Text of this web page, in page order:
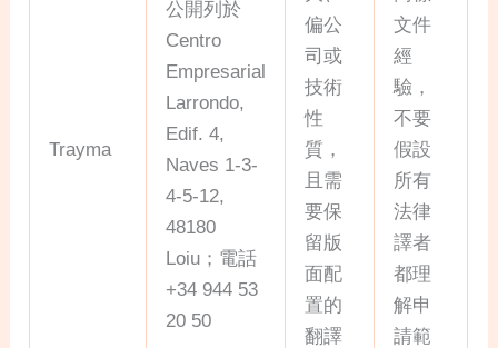
Trayma
公開列於
Centro
Empresarial
Larrondo,
Edif. 4,
Naves 1-3-
4-5-12,
48180
Loiu；電話
+34 944 53
20 50
偏公
司或
技術
性
質，
且需
要保
留版
面配
置的
翻譯
文件
經
驗，
不要
假設
所有
法律
譯者
都理
解申
請範